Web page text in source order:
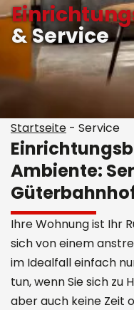
& Service
Startseite - Service
Ambiente:
Ihre Wohnung ist Ihr
sich von einem
im Idealfall einfach
tun, wenn Sie sich zu
aber auch keine Zeit